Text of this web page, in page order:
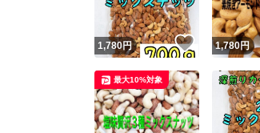
1,780円 いいね！
1,780円
最大10%対象